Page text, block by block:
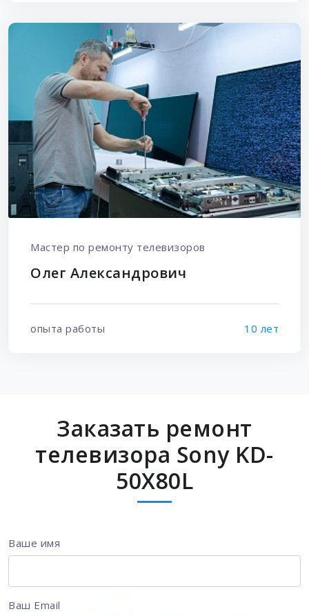
Мастер по ремонту телевизоров
Олег Александрович
опыта работы 10 лет
Заказать ремонт
телевизора Sony KD-
50X80L
Ваше имя
Ваш Email